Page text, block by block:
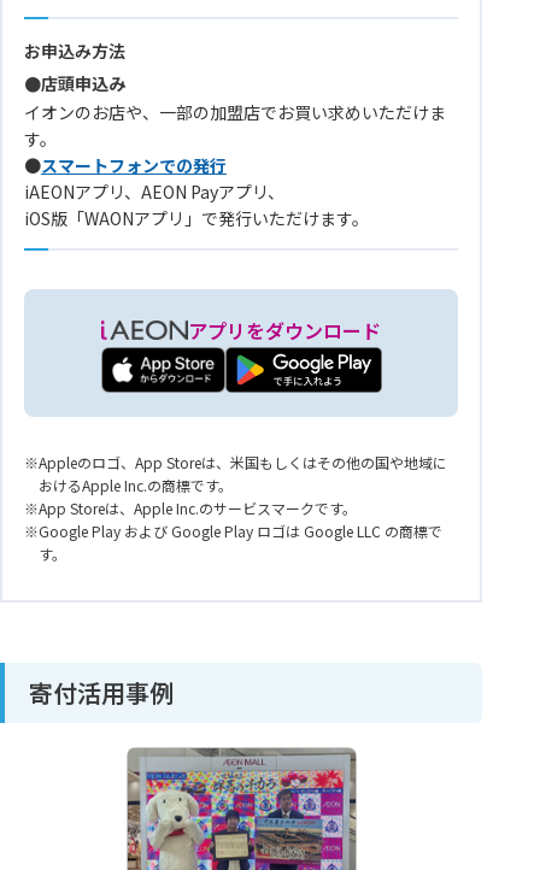
お申込み方法
●店頭申込み
イオンのお店や、一部の加盟店でお買い求めいただけま
す。
●スマートフォンでの発行
iAEONアプリ、AEON Payアプリ、
iOS版「WAONアプリ」で発行いただけます。
アプリをダウンロード
Appleのロゴ、App Storeは、米国もしくはその他の国や地域に
おけるApple Inc.の商標です。
App Storeは、Apple Inc.のサービスマークです。
Google Play および Google Play ロゴは Google LLC の商標で
す。
寄付活用事例